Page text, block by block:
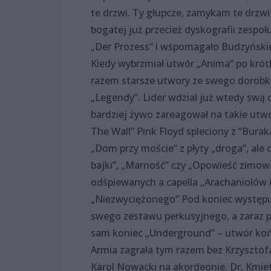
te drzwi. Ty głupcze, zamykam te
bogatej już przecież dyskografii
„Der Prozess” i wspomagało
Kiedy wybrzmiał utwór „Anima” po
razem starsze utwory ze swego
„Legendy”. Lider wdział już wtedy
bardziej żywo zareagował na takie
The Wall” Pink Floyd spleciony z
„Dom przy moście” z płyty „droga”,
bajki”, „Marność” czy „Opowieść
odśpiewanych a capella
„Niezwyciężonego” Pod koniec
swego zestawu perkusyjnego, a zaraz
sam koniec „Underground” – utwór
Armia zagrała tym razem bez
Karol Nowacki na akordeonie. Dr.